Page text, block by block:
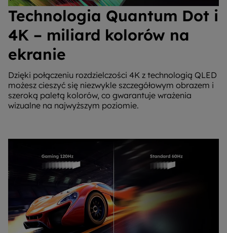
Technologia Quantum Dot i
4K – miliard kolorów na
ekranie
Dzięki połączeniu rozdzielczości 4K z technologią QLED
możesz cieszyć się niezwykle szczegółowym obrazem i
szeroką paletą kolorów, co gwarantuje wrażenia
wizualne na najwyższym poziomie.